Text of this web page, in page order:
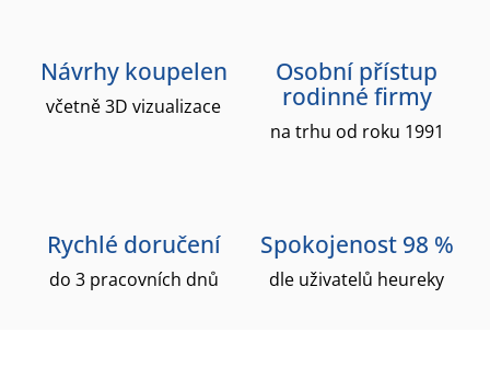
Návrhy koupelen
včetně 3D vizualizace
Osobní přístup
rodinné firmy
na trhu od roku 1991
Rychlé doručení
do 3 pracovních dnů
Spokojenost 98 %
dle uživatelů heureky